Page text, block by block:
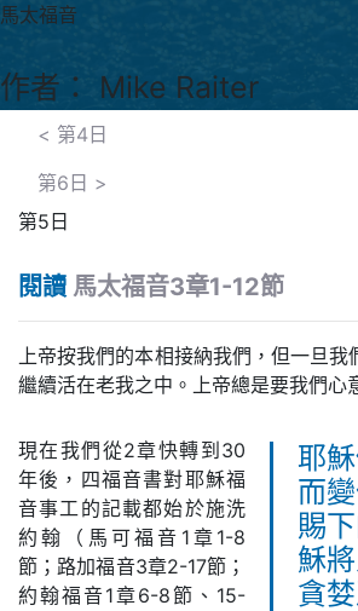
馬太福音
作者： Mike Raiter
< 第4日
第6日 >
第5日
閱讀 馬太福音3章1-12節
上帝按我們的本相接納我們，但一旦我
繼續活在老我之中。上帝總是要我們心
耶
而
賜
穌
貪
現在我們從2章快轉到30
年後，四福音書對耶穌福
音事工的記載都始於施洗
約翰（馬可福音1章1-8
節；路加福音3章2-17節；
約翰福音1章6-8節、15-